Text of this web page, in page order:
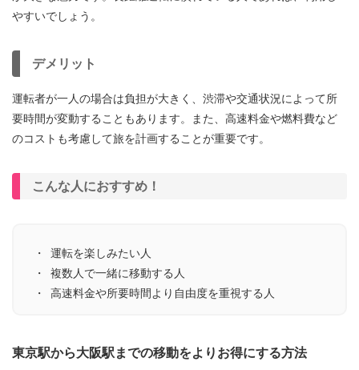
やすいでしょう。
デメリット
運転者が一人の場合は負担が大きく、渋滞や交通状況によって所
要時間が変動することもあります。また、高速料金や燃料費など
のコストも考慮して旅を計画することが重要です。
こんな人におすすめ！
運転を楽しみたい人
複数人で一緒に移動する人
高速料金や所要時間より自由度を重視する人
東京駅から大阪駅までの移動をよりお得にする方法